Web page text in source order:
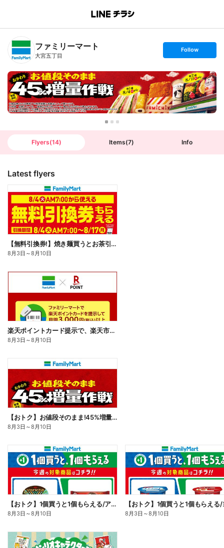
B
n
T
ファミリーマート
大宮五丁目
s
t
o
l
l
o
w
Follow
Flyers(14) Items(7) Info
Latest flyers
【無料引換券!】焼き麺買うとお茶引換券貰える!
8月3日 ～8月10日
楽天ポイントカード提示で、楽天市場でのお買い物がおトクに!
8月3日 ～8月10日
【おトク】お値段そのまま!45%増量作戦!
8月3日 ～8月10日
【おトク】1個買うと1個もらえる/アイス
8月3日 ～8月10日 8月3日 ～8月10日